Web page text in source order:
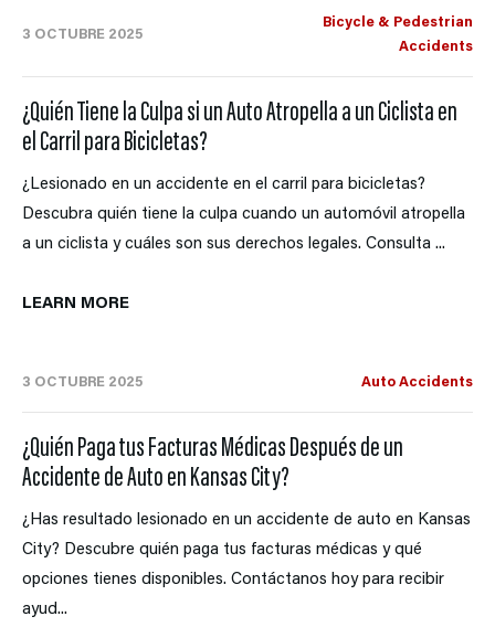
3 OCTUBRE 2025
Bicycle & Pedestrian
Accidents
¿Quién Tiene la Culpa si un Auto Atropella a un Ciclista en
el Carril para Bicicletas?
¿Lesionado en un accidente en el carril para bicicletas?
Descubra quién tiene la culpa cuando un automóvil atropella
a un ciclista y cuáles son sus derechos legales. Consulta ...
LEARN MORE
3 OCTUBRE 2025 Auto Accidents
¿Quién Paga tus Facturas Médicas Después de un
Accidente de Auto en Kansas City?
¿Has resultado lesionado en un accidente de auto en Kansas
City? Descubre quién paga tus facturas médicas y qué
opciones tienes disponibles. Contáctanos hoy para recibir
ayud...